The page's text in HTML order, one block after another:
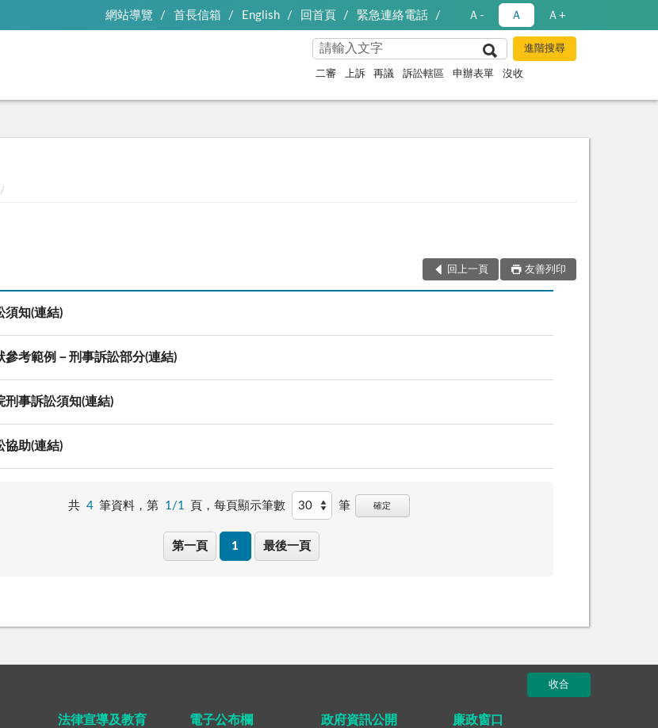
網站導覽 首長信箱 English 回首頁 緊急連絡電話 Ａ- Ａ Ａ+
二審 上訴 再議 訴訟轄區 申辦表單 沒收
回上一頁 友善列印
須知(連結)
參考範例－刑事訴訟部分(連結)
刑事訴訟須知(連結)
協助(連結)
共 4 筆資料，第 1/1 頁，每頁顯示筆數 筆 確定
第一頁 1 最後一頁
收合
法律宣導及教育 電子公布欄 政府資訊公開 廉政窗口